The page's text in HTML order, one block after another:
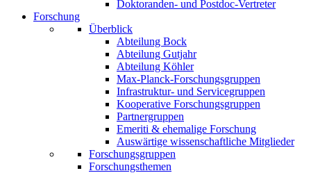
Doktoranden- und Postdoc-Vertreter
Forschung
Überblick
Abteilung Bock
Abteilung Gutjahr
Abteilung Köhler
Max-Planck-Forschungsgruppen
Infrastruktur- und Servicegruppen
Kooperative Forschungsgruppen
Partnergruppen
Emeriti & ehemalige Forschung
Auswärtige wissenschaftliche Mitglieder
Forschungsgruppen
Forschungsthemen